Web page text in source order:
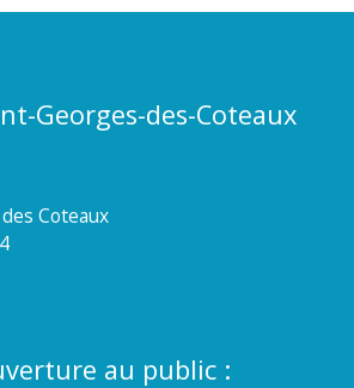
Georges-des-Coteaux
Coteaux
au public :